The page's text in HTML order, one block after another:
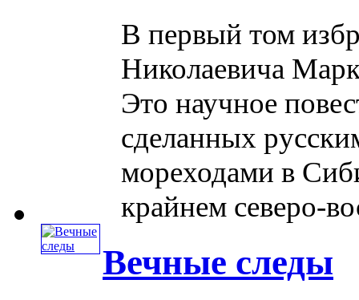
В первый том
Николаевича
Это научное
сделанных
мореходами в
крайнем северо-
Вечные следы